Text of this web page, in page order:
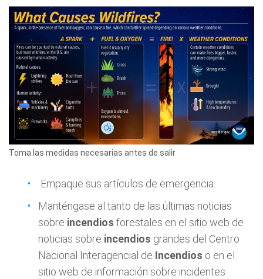
Toma las medidas necesarias antes de salir
Empaque sus artículos de emergencia.
Manténgase al tanto de las últimas noticias
sobre incendios forestales en el sitio web de
noticias sobre incendios grandes del Centro
Nacional Interagencial de Incendios o en el
sitio web de información sobre incidentes